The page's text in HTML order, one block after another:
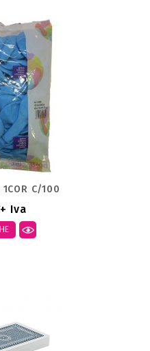
1COR C/100
+ Iva